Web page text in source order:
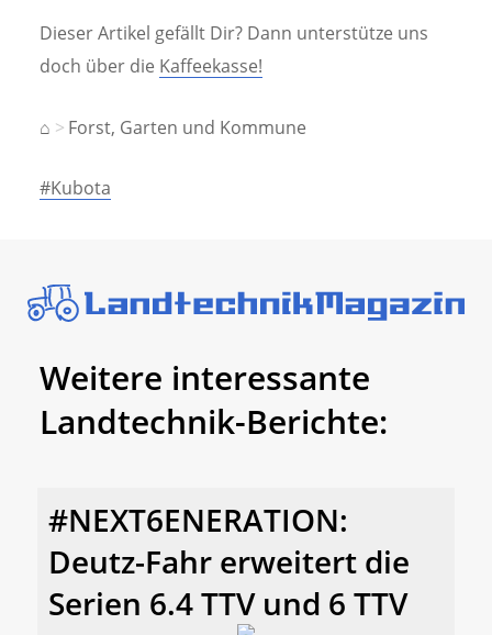
Dieser Artikel gefällt Dir? Dann unterstütze uns
doch über die Kaffeekasse!
⌂ Forst, Garten und Kommune
#Kubota
Weitere interessante
Landtechnik-Berichte:
#NEXT6ENERATION:
Deutz-Fahr erweitert die
Serien 6.4 TTV und 6 TTV